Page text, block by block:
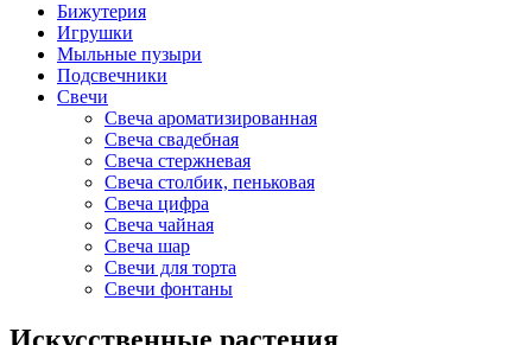
Бижутерия
Игрушки
Мыльные пузыри
Подсвечники
Свечи
Свеча ароматизированная
Свеча свадебная
Свеча стержневая
Свеча столбик, пеньковая
Свеча цифра
Свеча чайная
Свеча шар
Свечи для торта
Свечи фонтаны